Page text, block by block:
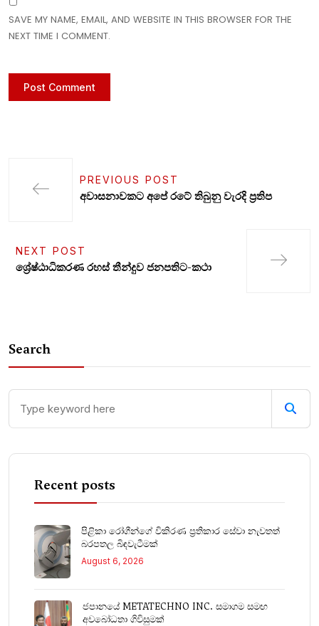
SAVE MY NAME, EMAIL, AND WEBSITE IN THIS BROWSER FOR THE
NEXT TIME I COMMENT.
PREVIOUS POST
අවාසනාවකට අපේ රටේ තිබුනු වැරදි ප්‍රතිප
NEXT POST
ශ්‍රේෂ්ඨාධිකරණ රහස් තීන්දුව ජනපතිට-කථා
Search
Recent posts
පිළිකා රෝගීන්ගේ විකිරණ ප්‍රතිකාර සේවා නැවතත්
බරපතල බිඳවැටීමක්
August 6, 2026
ජපානයේ METATECHNO INC. සමාගම සමඟ
අවබෝධතා ගිවිසුමක්